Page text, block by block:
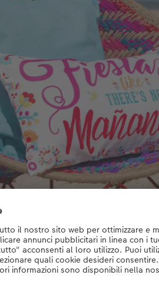
superiore offrono agli ospiti del